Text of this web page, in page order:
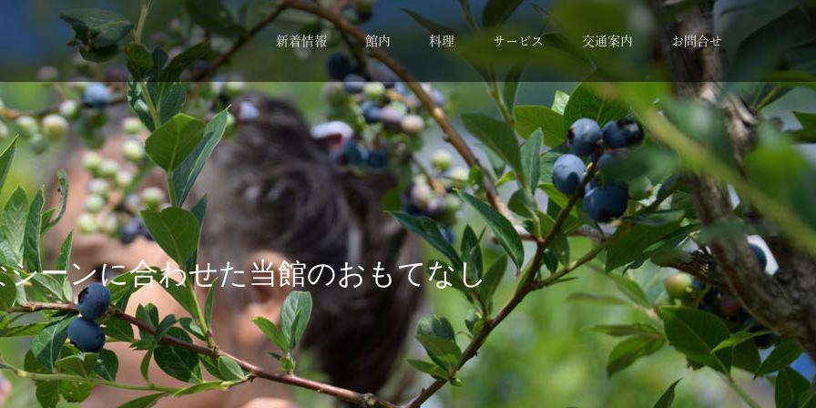
新着情報 館内 料理 サービス 交通案内 お問合せ
シーンに合わせた当館のお もてなし